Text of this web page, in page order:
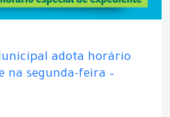
adota horário
na segunda-feira –